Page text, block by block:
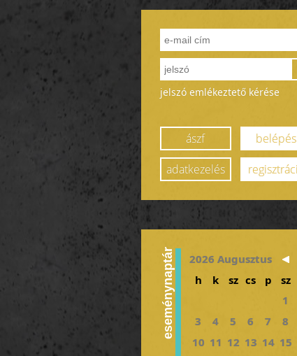
jelszó emlékeztető kérése
ászf
belépés
adatkezelés
eseménynaptár
2026 Augusztus
h
k sz cs p sz
1
3
4 5 6 7 8
10 11 12 13 14 15